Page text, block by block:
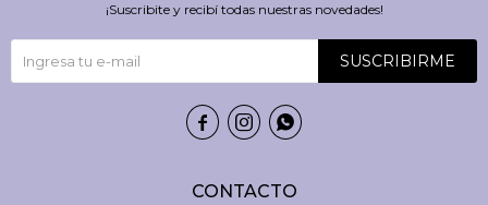
CONTACTO
¡Suscribite y recibí todas nuestras novedades!
SUSCRIBIRME
  